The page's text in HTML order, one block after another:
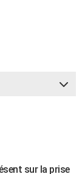
sur la prise